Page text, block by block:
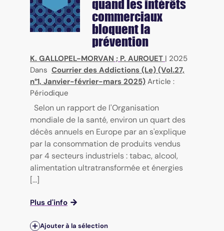
quand les intérêts
commerciaux
bloquent la
prévention
K. GALLOPEL-MORVAN ; P. AUROUET | 2025
Dans Courrier des Addictions (Le) (Vol.27,
n°1, Janvier-février-mars 2025) Article :
Périodique
Selon un rapport de l'Organisation
mondiale de la santé, environ un quart des
décès annuels en Europe par an s'explique
par la consommation de produits vendus
par 4 secteurs industriels : tabac, alcool,
alimentation ultratransformée et énergies
[...]
Plus d'info
Ajouter à la sélection